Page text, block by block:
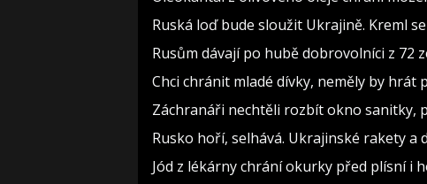
Ruská loď bude sloužit Ukrajině. Kreml
Rusům dávají po hubě dobrovolníci z 72
Chci chránit mladé dívky, neměly by
Záchranáři nechtěli rozbít okno sanitky,
Rusko hoří, selhává. Ukrajinské rakety
Jód z lékárny chrání okurky před plísní i